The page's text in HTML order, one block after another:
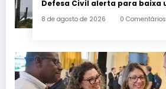
Defesa Civil alerta para baixa
8 de agosto de 2026 0 Comentários